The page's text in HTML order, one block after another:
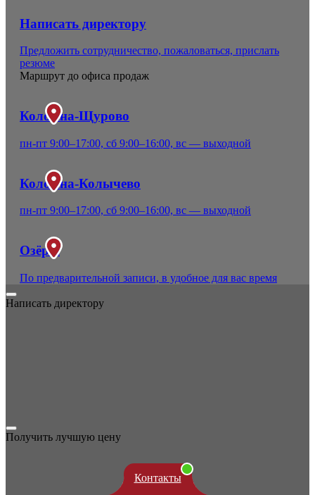
Контакты
Написать директору
Предложить сотрудничество, пожаловаться, прислать
резюме
Маршрут до офиса продаж
Коломна-Щурово
пн-пт 9:00–17:00, сб 9:00–16:00, вс — выходной
Коломна-Колычево
пн-пт 9:00–17:00, сб 9:00–16:00, вс — выходной
Озёры
По предварительной записи, в удобное для вас время
Написать директору
Получить лучшую цену